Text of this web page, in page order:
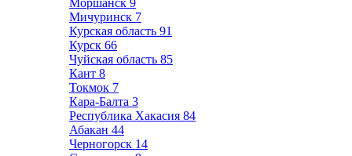
Моршанск 9
Мичуринск 7
Курская область 91
Курск 66
Чуйская область 85
Кант 8
Токмок 7
Кара-Балта 3
Республика Хакасия 84
Абакан 44
Черногорск 14